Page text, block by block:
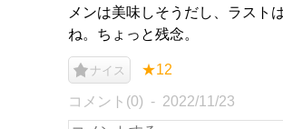
メンは美味しそうだし、ラスト
ね。ちょっと残念。
ナイス ★12
コメント(0) 2022/11/23